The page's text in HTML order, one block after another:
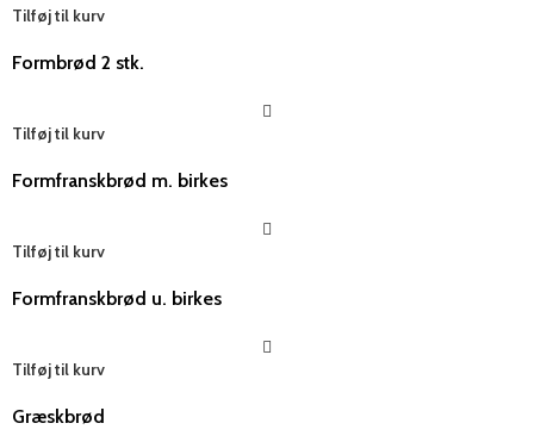
Tilføj til kurv
Formbrød 2 stk.
Tilføj til kurv
Formfranskbrød m. birkes
Tilføj til kurv
Formfranskbrød u. birkes
Tilføj til kurv
Græskbrød